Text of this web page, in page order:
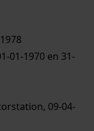
01-1970 en 31-
09-04-